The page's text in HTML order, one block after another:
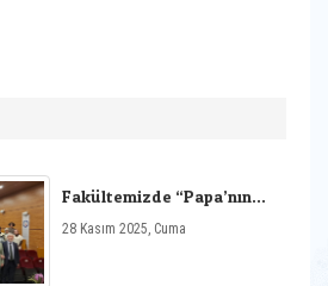
Fakültemizde “Papa’nın
Düşündürdükleri”
28 Kasım 2025, Cuma